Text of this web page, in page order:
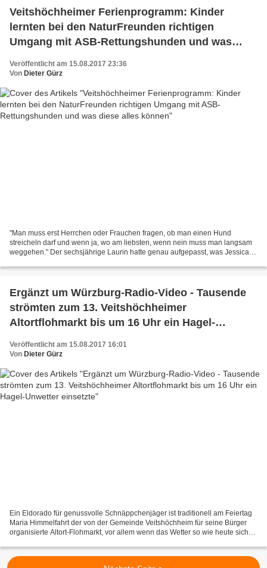
Veitshöchheimer Ferienprogramm: Kinder
lernten bei den NaturFreunden richtigen
Umgang mit ASB-Rettungshunden und was
Veröffentlicht am 15.08.2017 23:36
Von Dieter Gürz
"Man muss erst Herrchen oder Frauchen fragen, ob man einen Hund
streicheln darf und wenn ja, wo am liebsten, wenn nein muss man langsam
weggehen." Der sechsjährige Laurin hatte genau aufgepasst, was Jessica
Ergänzt um Würzburg-Radio-Video - Tausende
strömten zum 13. Veitshöchheimer
Altortflohmarkt bis um 16 Uhr ein Hagel-
Veröffentlicht am 15.08.2017 16:01
Von Dieter Gürz
Ein Eldorado für genussvolle Schnäppchenjäger ist traditionell am Feiertag
Maria Himmelfahrt der von der Gemeinde Veitshöchheim für seine Bürger
organisierte Altort-Flohmarkt, vor allem wenn das Wetter so wie heute sich